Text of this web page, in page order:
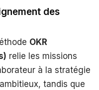
des
OKR
relie les missions
à la stratégie
tandis que